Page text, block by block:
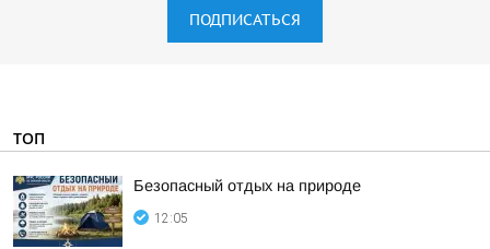
ПОДПИСАТЬСЯ
ТОП
Безопасный отдых на природе
12:05